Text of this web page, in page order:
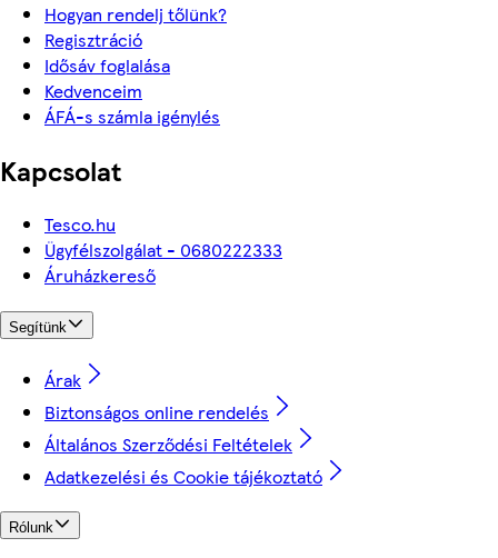
Hogyan rendelj tőlünk?
Regisztráció
Idősáv foglalása
Kedvenceim
ÁFÁ-s számla igénylés
Kapcsolat
Tesco.hu
Ügyfélszolgálat - 0680222333
Áruházkereső
Segítünk
Árak
Biztonságos online rendelés
Általános Szerződési Feltételek
Adatkezelési és Cookie tájékoztató
Rólunk